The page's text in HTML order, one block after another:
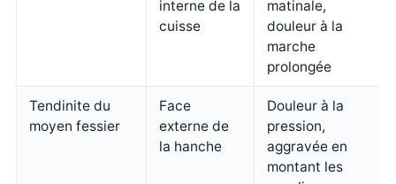
interne de la
cuisse
matinale,
douleur à la
marche
prolongée
Tendinite du
moyen fessier
Face
externe de
la hanche
Douleur à la
pression,
aggravée en
montant les